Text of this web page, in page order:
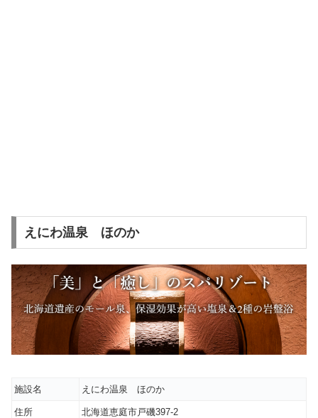
えにわ温泉 ほのか
施設名 えにわ温泉 ほのか
住所 北海道恵庭市戸磯397-2